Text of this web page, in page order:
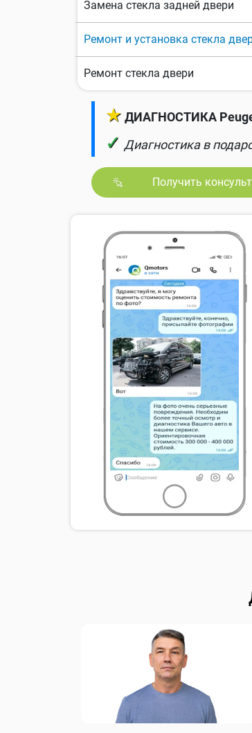
Замена стекла задней двери
Ремонт и установка стекла
Ремонт стекла двери
★ ДИАГНОСТИКА
✓ Диагностика в
Получить